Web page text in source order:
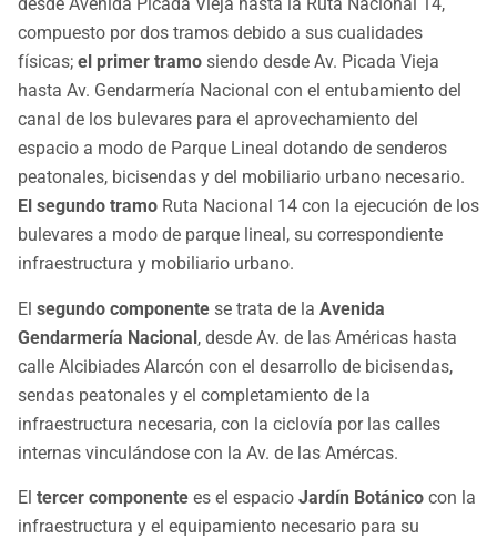
compuesto por dos tramos debido a sus cualidades
físicas; el primer tramo siendo desde Av. Picada Vieja
hasta Av. Gendarmería Nacional con el entubamiento del
canal de los bulevares para el aprovechamiento del
espacio a modo de Parque Lineal dotando de senderos
peatonales, bicisendas y del mobiliario urbano necesario.
El segundo tramo Ruta Nacional 14 con la ejecución de los
bulevares a modo de parque lineal, su correspondiente
infraestructura y mobiliario urbano.
El segundo componente se trata de la Avenida
Gendarmería Nacional, desde Av. de las Américas hasta
calle Alcibiades Alarcón con el desarrollo de bicisendas,
sendas peatonales y el completamiento de la
infraestructura necesaria, con la ciclovía por las calles
internas vinculándose con la Av. de las Amércas.
El tercer componente es el espacio Jardín Botánico con la
infraestructura y el equipamiento necesario para su